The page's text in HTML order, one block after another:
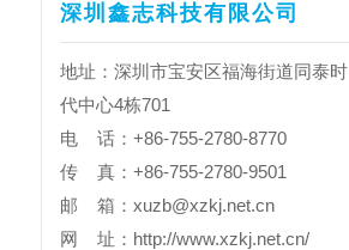
深圳鑫志科技有限公司
地址：深圳市宝安区福海街道同泰时
代中心4栋701
电 话：+86-755-2780-8770
传 真：+86-755-2780-9501
邮 箱： xuzb@xzkj.net.cn
网 址： http://www.xzkj.net.cn/